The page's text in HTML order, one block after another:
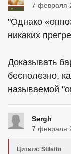
7 февраля
"Однако
никаких
Доказывать
бесполезно,
называемой
Sergh
7 февраля
Цитата: Stiletto